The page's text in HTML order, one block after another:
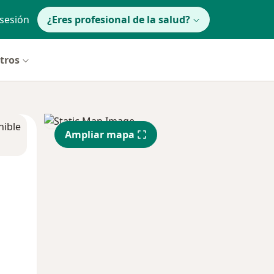
¿Eres profesional de la salud?
Ampliar mapa